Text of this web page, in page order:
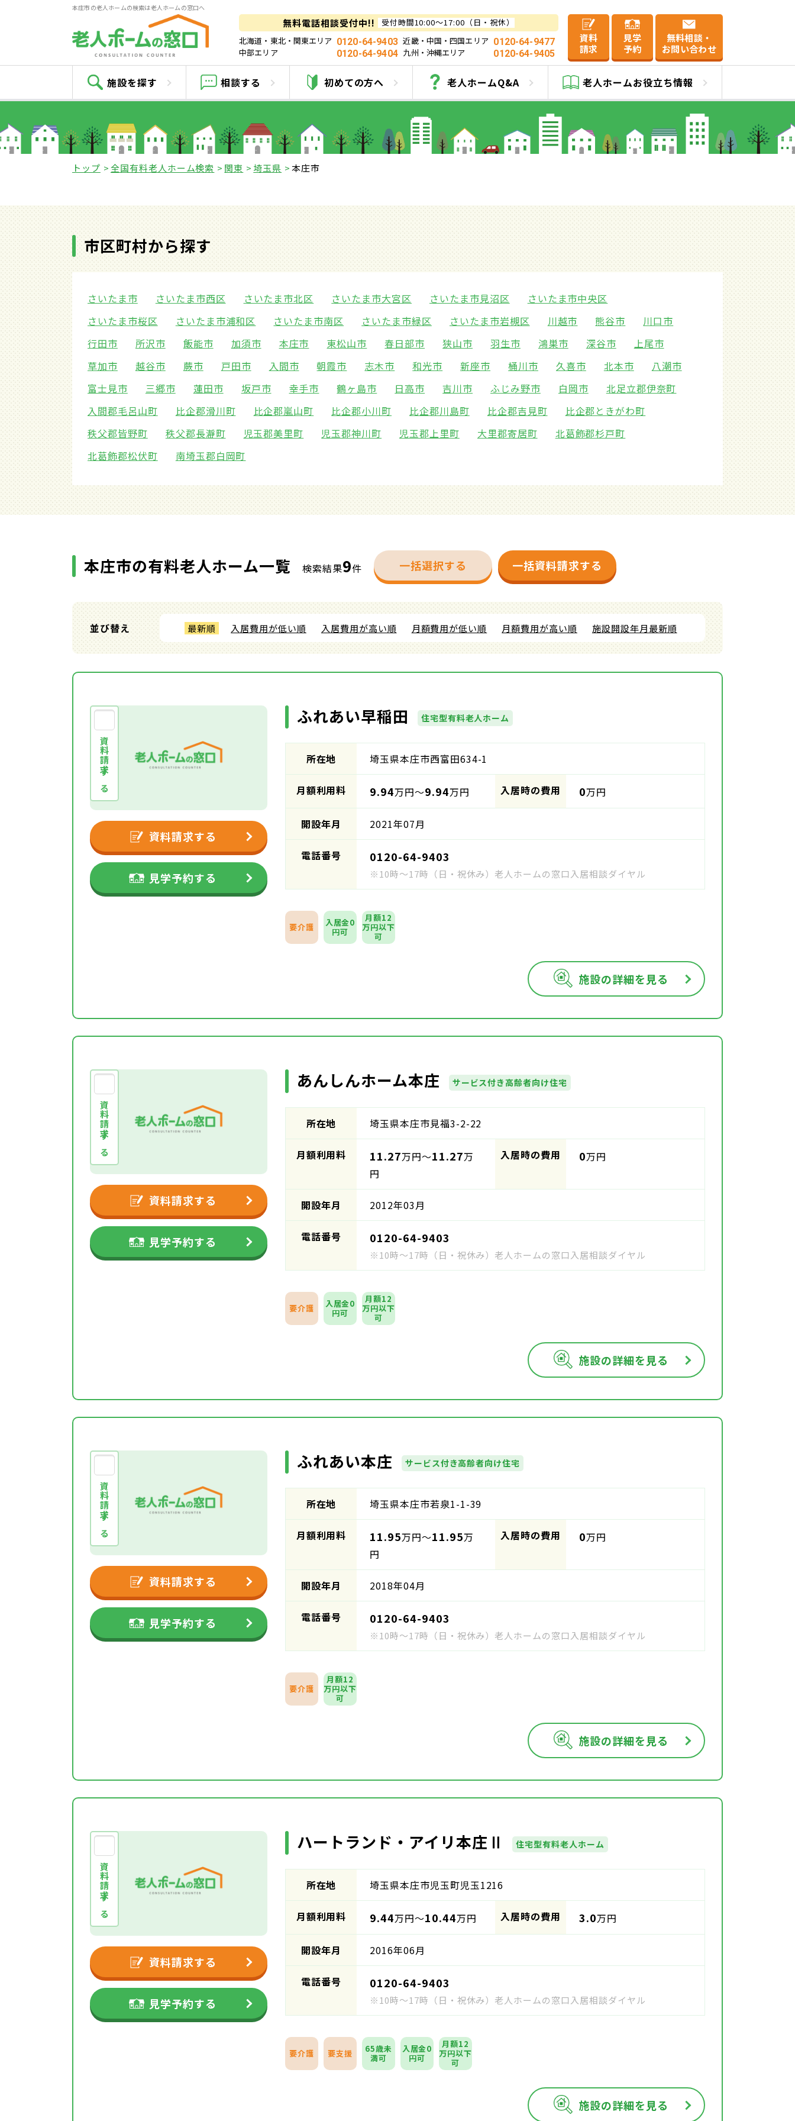
本庄市の老人ホームの検索は老人ホームの窓口へ
無料電話相談受付中!!
受付時間10:00～17:00（日・祝休）
北海道・東北・関東エリア 0120-64-9403 近畿・中国・四国エリア 0120-64-9477
中部エリア
0120-64-9404 九州・沖縄エリア 0120-64-9405
資料
請求
見学
予約
無料相談・
お問い合わせ
施設を探す 相談する 初めての方へ 老人ホームQ&A 老人ホームお役立ち情報
本庄市の有料老人ホーム一覧
トップ 全国有料老人ホーム検索 関東 埼玉県 本庄市
市区町村から探す
さいたま市 さいたま市西区 さいたま市北区 さいたま市大宮区 さいたま市見沼区
さいたま市中央区
さいたま市桜区
さいたま市浦和区 さいたま市南区 さいたま市緑区 さいたま市岩槻区 川越市 熊谷市
川口市
行田市
所沢市 飯能市 加須市 本庄市 東松山市 春日部市 狭山市 羽生市 鴻巣市 深谷市
上尾市
草加市
越谷市 蕨市 戸田市 入間市 朝霞市 志木市 和光市 新座市 桶川市 久喜市 北本市
八潮市
富士見市
三郷市 蓮田市 坂戸市 幸手市 鶴ヶ島市 日高市 吉川市 ふじみ野市 白岡市
北足立郡伊奈町
入間郡毛呂山町
比企郡滑川町 比企郡嵐山町 比企郡小川町 比企郡川島町 比企郡吉見町
比企郡ときがわ町
秩父郡皆野町
秩父郡長瀞町 児玉郡美里町 児玉郡神川町 児玉郡上里町 大里郡寄居町
北葛飾郡杉戸町
北葛飾郡松伏町
南埼玉郡白岡町
本庄市の有料老人ホーム一覧 検索結果9件 一括選択する 一括資料請求する
並び替え 最新順 入居費用が低い順 入居費用が高い順 月額費用が低い順 月額費用が高い順 施設開設年月最新順
資料請求する
資料請求する
見学予約する
ふれあい早稲田 住宅型有料老人ホーム
所在地 埼玉県本庄市西富田634-1
月額利用料 9.94万円～9.94万円 入居時の費用 0万円
開設年月 2021年07月
電話番号 0120-64-9403
※10時～17時（日・祝休み）老人ホームの窓口入居相談ダイヤル
要介護
入居金0
円可
月額12
万円以下
可
施設の詳細を見る
資料請求する
資料請求する
見学予約する
あんしんホーム本庄 サービス付き高齢者向け住宅
所在地 埼玉県本庄市見福3-2-22
月額利用料 11.27万円～11.27万
円
入居時の費用 0万円
開設年月 2012年03月
電話番号 0120-64-9403
※10時～17時（日・祝休み）老人ホームの窓口入居相談ダイヤル
要介護
入居金0
円可
月額12
万円以下
可
施設の詳細を見る
資料請求する
資料請求する
見学予約する
ふれあい本庄 サービス付き高齢者向け住宅
所在地 埼玉県本庄市若泉1-1-39
月額利用料 11.95万円～11.95万
円
入居時の費用 0万円
開設年月 2018年04月
電話番号 0120-64-9403
※10時～17時（日・祝休み）老人ホームの窓口入居相談ダイヤル
要介護
月額12
万円以下
可
施設の詳細を見る
資料請求する
資料請求する
見学予約する
ハートランド・アイリ本庄Ⅱ 住宅型有料老人ホーム
所在地 埼玉県本庄市児玉町児玉1216
月額利用料 9.44万円～10.44万円 入居時の費用 3.0万円
開設年月 2016年06月
電話番号 0120-64-9403
※10時～17時（日・祝休み）老人ホームの窓口入居相談ダイヤル
要介護 要支援
65歳未
満可
入居金0
円可
月額12
万円以下
可
施設の詳細を見る